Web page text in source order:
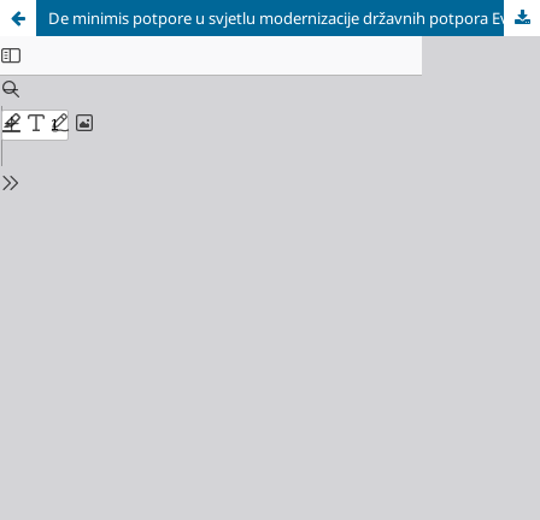
De minimis potpore u svjetlu modernizacije državnih potpora Evropske Unije